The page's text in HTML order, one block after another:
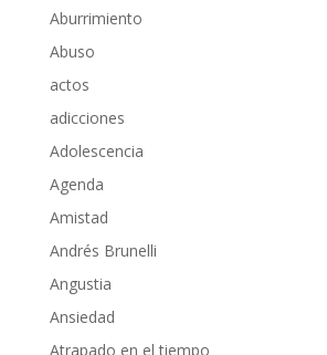
Aburrimiento
Abuso
actos
adicciones
Adolescencia
Agenda
Amistad
Andrés Brunelli
Angustia
Ansiedad
Atrapado en el tiempo